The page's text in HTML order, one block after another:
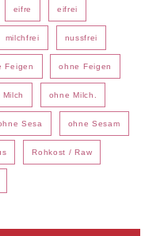
eifre eifrei
milchfrei nussfrei
Feigen ohne Feigen
ohne Milch.
Sesa ohne Sesam
Rohkost / Raw